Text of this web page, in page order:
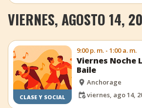
VIERNES, AGOSTO 14,
CLASE Y SOCIAL
9:00 p. m. - 1:00 a. m.
Viernes Noche
Baile
Anchorage
viernes, ago 14,